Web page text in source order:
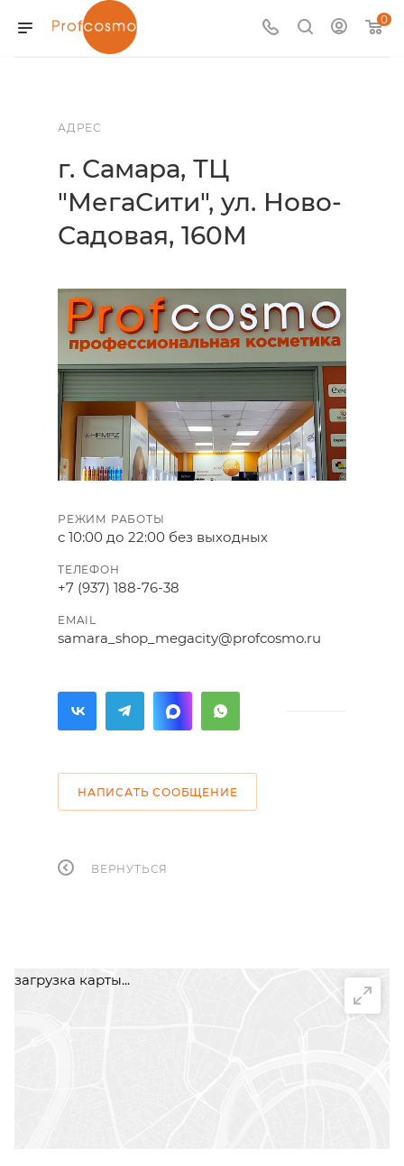
0
АДРЕС
г. Самара, ТЦ
"МегаСити", ул. Ново-
Садовая, 160М
РЕЖИМ РАБОТЫ
с 10:00 до 22:00 без выходных
ТЕЛЕФОН
+7 (937) 188-76-38
EMAIL
samara_shop_megacity@profcosmo.ru
НАПИСАТЬ СООБЩЕНИЕ
ВЕРНУТЬСЯ
загрузка карты...